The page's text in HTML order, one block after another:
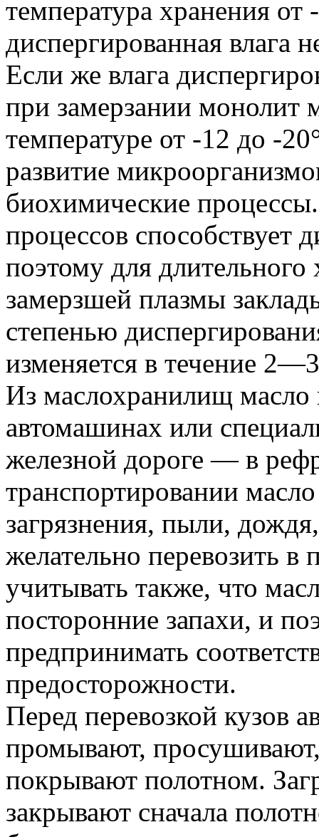
температура хранения
диспергированная влага
Если же влага
при замерзании монолит
температуре от -12 до -
развитие
биохимические
процессов способствует
поэтому для
замерзшей плазмы
степенью
изменяется в течение
Из маслохранилищ масло
автомашинах или
железной дороге — в
транспортировании
загрязнения, пыли,
желательно перевозить в
учитывать также, что
посторонние запахи, и
предпринимать
предосторожности.
Перед перевозкой кузов
промывают,
покрывают полотном.
закрывают сначала